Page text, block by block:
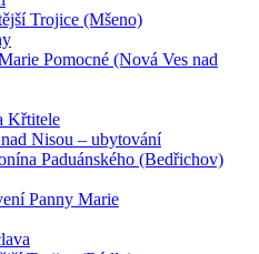
Trojice (Mšeno)
Pomocné (Nová Ves nad
Křtitele
Nisou – ubytování
Paduánského (Bedřichov)
Panny Marie